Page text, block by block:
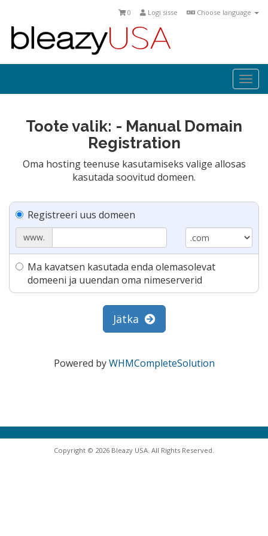
Choose language
Logi sisse
0
Toote valik: - Manual Domain
Registration
Oma hosting teenuse kasutamiseks valige allosas
kasutada soovitud domeen.
Registreeri uus domeen
www.
Ma kavatsen kasutada enda olemasolevat
domeeni ja uuendan oma nimeserverid
Jätka
Powered byWHMCompleteSolution
Copyright © 2026 Bleazy USA. All Rights Reserved.